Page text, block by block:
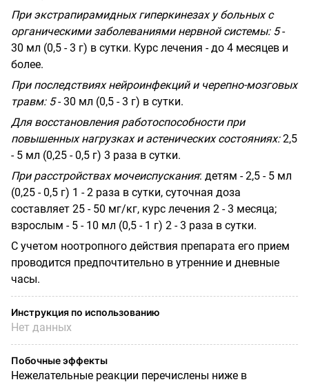
При экстрапирамидных гиперкинезах у больных с
органическими заболеваниями нервной системы: 5-
30 мл (0,5 - 3 г) в сутки. Курс лечения - до 4 месяцев и
более.
При последствиях нейроинфекций и черепно-мозговых
травм: 5- 30 мл (0,5 - 3 г) в сутки.
Для восстановления работоспособности при
повышенных нагрузках и астенических состояниях:2,5
- 5 мл (0,25 - 0,5 г) 3 раза в сутки.
При расстройствах мочеиспускания: детям - 2,5 - 5 мл
(0,25 - 0,5 г) 1 - 2 раза в сутки, суточная доза
составляет 25 - 50 мг/кг, курс лечения 2 - 3 месяца;
взрослым - 5 - 10 мл (0,5 - 1 г) 2 - 3 раза в сутки.
С учетом ноотропного действия препарата его прием
проводится предпочтительно в утренние и дневные
часы.
Инструкция по использованию
Нет данных
Побочные эффекты
Нежелательные реакции перечислены ниже в